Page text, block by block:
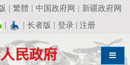
繁體 | 中国政府网 | 新疆政府网
长者版 | 登录|注册
导航切换